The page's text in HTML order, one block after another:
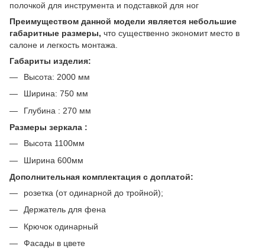
полочкой для инструмента и подставкой для ног
Преимуществом данной модели является небольшие
габаритные размеры, что существенно экономит место в
салоне и легкость монтажа.
Габариты изделия:
Высота: 2000 мм
Ширина: 750 мм
Глубина : 270 мм
Размеры зеркала :
Высота 1100мм
Ширина 600мм
Дополнительная комплектация с доплатой:
розетка (от одинарной до тройной);
Держатель для фена
Крючок одинарный
Фасады в цвете